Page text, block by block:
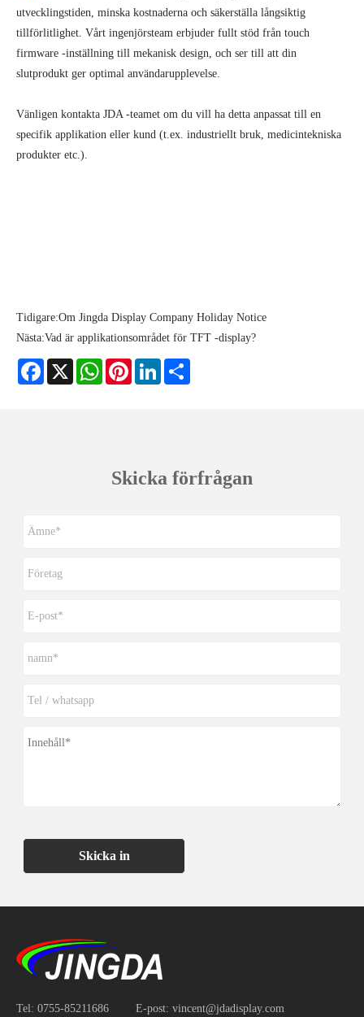
utvecklingstiden, minska kostnaderna och säkerställa långsiktig
tillförlitlighet. Vårt ingenjörsteam erbjuder fullt stöd från touch
firmware -inställning till mekanisk design, och ser till att din
slutprodukt ger optimal användarupplevelse.
Vänligen kontakta JDA -teamet om du vill ha detta anpassat till en
specifik applikation eller kund (t.ex. industriellt bruk, medicintekniska
produkter etc.).
Tidigare:Om Jingda Display Company Holiday Notice
Nästa:Vad är applikationsområdet för TFT -display?
Facebook
X WhatsAppPinterestLinkedIn
Skicka förfrågan
Skicka in
Tel: 0755-85211686 E-post: vincent@jdadisplay.com